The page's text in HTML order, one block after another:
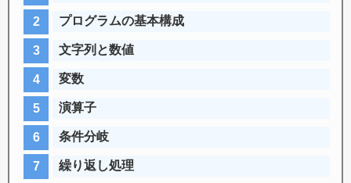
プログラムの基本構成
文字列と数値
変数
演算子
条件分岐
繰り返し処理